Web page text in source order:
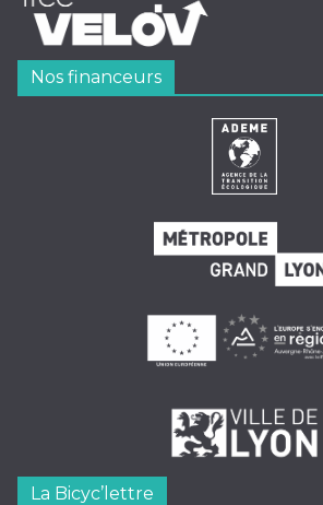
Nos financeurs
La Bicyc’lettre